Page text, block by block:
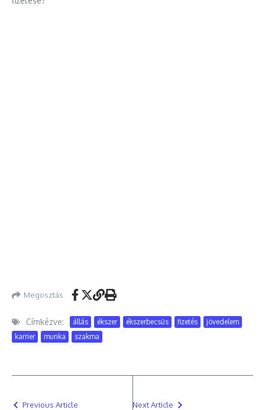
Megosztás
Címkézve: állás ékszer ékszerbecsüs fizetés
jövedelem
karrier
munka szakma
Previous Article Next Article